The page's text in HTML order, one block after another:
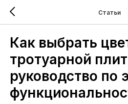
Статьи
Как выбрать
тротуарной
руководство по